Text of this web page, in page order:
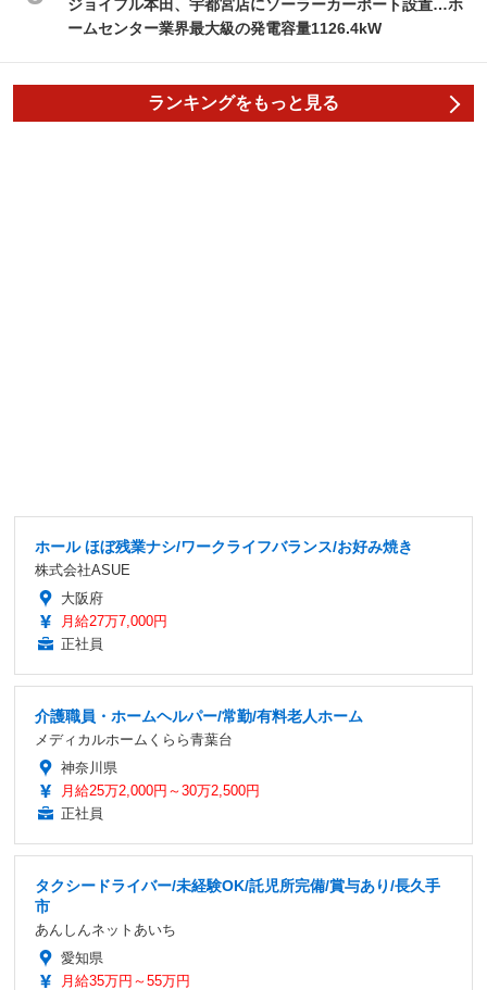
ジョイフル本田、宇都宮店にソーラーカーポート設置…ホ
ームセンター業界最大級の発電容量1126.4kW
ランキングをもっと見る
ホール ほぼ残業ナシ/ワークライフバランス/お好み焼き
株式会社ASUE
大阪府
月給27万7,000円
正社員
介護職員・ホームヘルパー/常勤/有料老人ホーム
メディカルホームくらら青葉台
神奈川県
月給25万2,000円～30万2,500円
正社員
タクシードライバー/未経験OK/託児所完備/賞与あり/長久手
市
あんしんネットあいち
愛知県
月給35万円～55万円